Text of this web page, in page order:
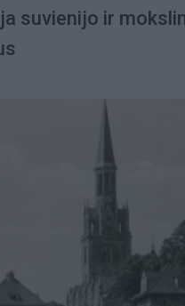
suvienijo ir